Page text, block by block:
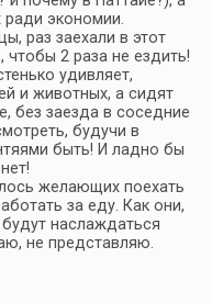
ради экономии.
раз заехали в этот
чтобы 2 раза не ездить!
удивляет,
и животных, а сидят
без заезда в соседние
будучи в
быть! И ладно бы
желающих поехать
за еду. Как они,
наслаждаться
не представляю.